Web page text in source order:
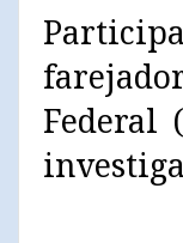
Federal